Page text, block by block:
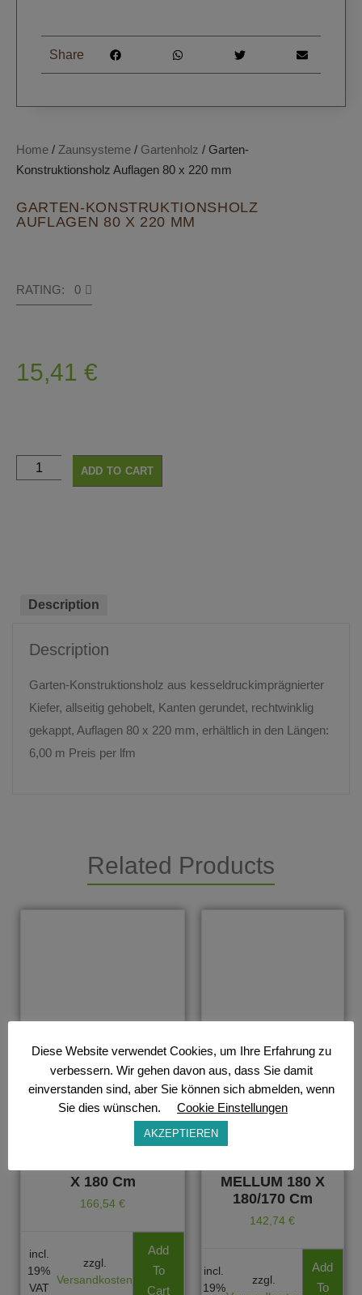
Home / Zaunsysteme / Gartenholz / Garten-
Konstruktionsholz Auflagen 80 x 220 mm
GARTEN-KONSTRUKTIONSHOLZ
AUFLAGEN 80 X 220 MM
RATING: 0
15,41 €
ADD TO CART
Share
Description
Description
Garten-Konstruktionsholz aus kesseldruckimprägnierter
Kiefer, allseitig gehobelt, Kanten gerundet, rechtwinklig
gekappt, Auflagen 80 x 220 mm, erhältlich in den Längen:
6,00 m Preis per lfm
Related Products
Füllungszaunsystem
X 180 Cm
166,54 €
incl.
19%
VAT
zzgl.
Versandkosten
Add
To
Cart
MELLUM 180 X
180/170 Cm
142,74€
incl.
19%
zzgl.
Add
To
Diese Website verwendet Cookies, um Ihre Erfahrung zu
verbessern. Wir gehen davon aus, dass Sie damit
einverstanden sind, aber Sie können sich abmelden, wenn
Sie dies wünschen.
Cookie Einstellungen
AKZEPTIEREN